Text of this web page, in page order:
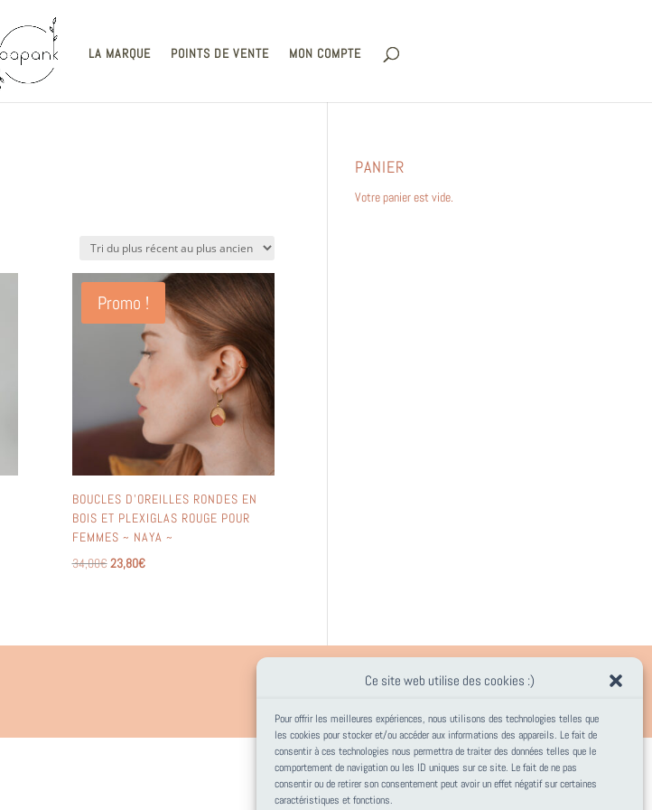
Ce site web utilise des cookies :)
Pour offrir les meilleures expériences, nous utilisons des technologies telles que
les cookies pour stocker et/ou accéder aux informations des appareils. Le fait de
consentir à ces technologies nous permettra de traiter des données telles que le
comportement de navigation ou les ID uniques sur ce site. Le fait de ne pas
consentir ou de retirer son consentement peut avoir un effet négatif sur certaines
caractéristiques et fonctions.
LA MARQUE POINTS DE VENTE MON COMPTE
Promo !
BOUCLES D’OREILLES RONDES EN
BOIS ET PLEXIGLAS ROUGE POUR
FEMMES ~ NAYA ~
34,00€Le
34,00€.
23,80€Le
23,80€.
PANIER
Votre panier est vide.